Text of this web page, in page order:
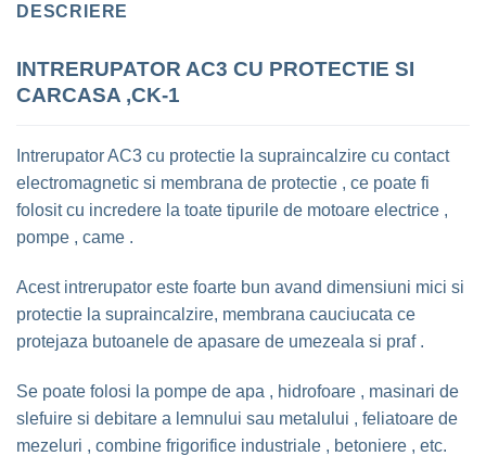
DESCRIERE
INTRERUPATOR AC3 CU PROTECTIE SI
CARCASA ,CK-1
Intrerupator AC3 cu protectie la supraincalzire cu contact
electromagnetic si membrana de protectie , ce poate fi
folosit cu incredere la toate tipurile de motoare electrice ,
pompe , came .
Acest intrerupator este foarte bun avand dimensiuni mici si
protectie la supraincalzire, membrana cauciucata ce
protejaza butoanele de apasare de umezeala si praf .
Se poate folosi la pompe de apa , hidrofoare , masinari de
slefuire si debitare a lemnului sau metalului , feliatoare de
mezeluri , combine frigorifice industriale , betoniere , etc.